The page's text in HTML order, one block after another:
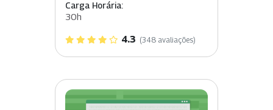
Carga Horária:
30h
4.3 (348 avaliações)